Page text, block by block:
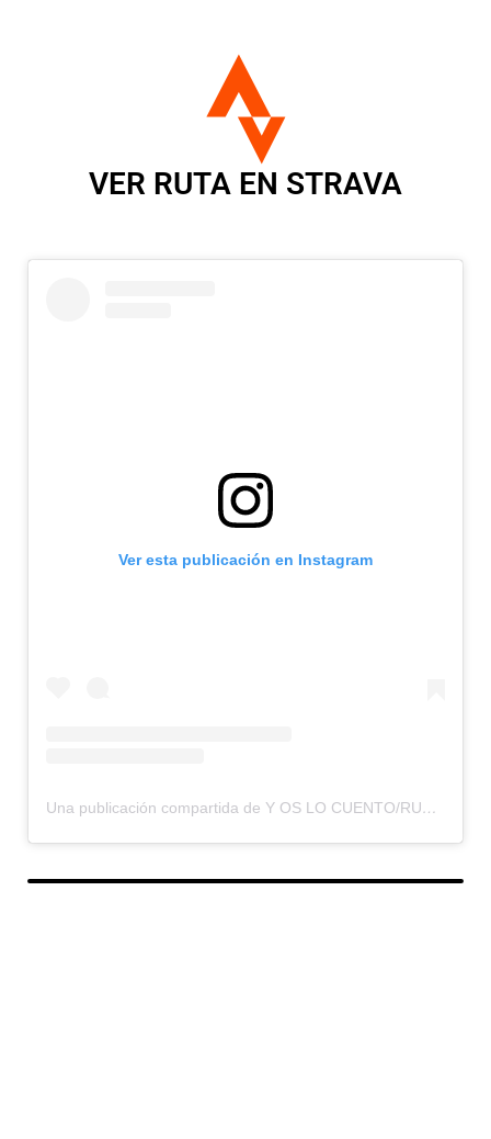
VER RUTA EN STRAVA
Ver esta publicación en Instagram
Una publicación compartida de Y OS LO CUENTO/RUMBOS OLVIDADOS (@yoslocuento)